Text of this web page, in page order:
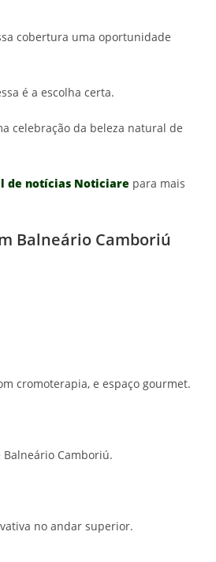
cobertura uma oportunidade
é a escolha certa.
celebração da beleza natural de
de notícias Noticiare para mais
Balneário Camboriú
cromoterapia, e espaço gourmet.
Camboriú.
no andar superior.